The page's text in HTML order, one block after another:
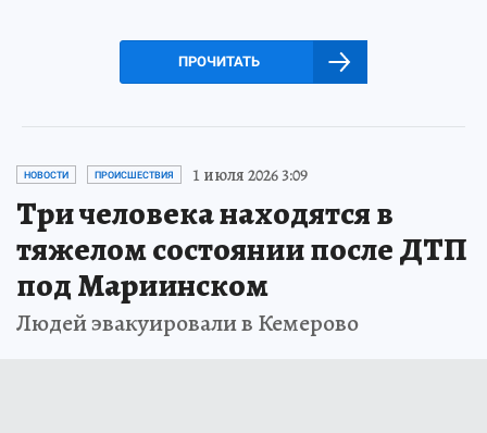
ПРОЧИТАТЬ
НОВОСТИ ПРОИСШЕСТВИЯ 1 июля 2026 3:09
Три человека находятся в
тяжелом состоянии после ДТП
под Мариинском
Людей эвакуировали в Кемерово